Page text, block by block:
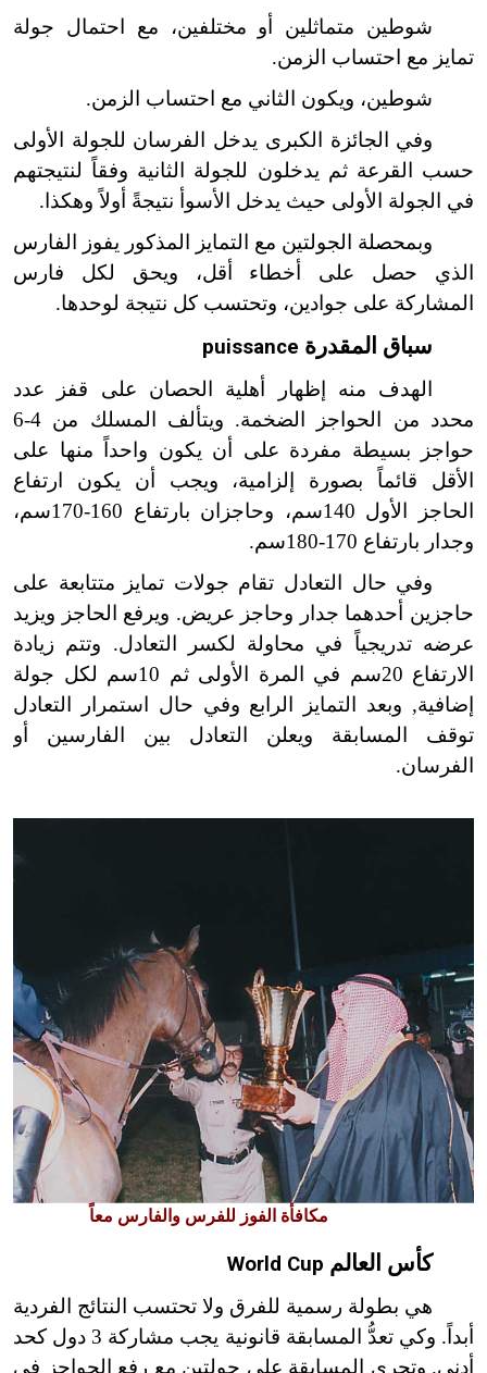
شوطين متماثلين أو مختلفين، مع احتمال جولة
تمايز مع احتساب الزمن.
شوطين، ويكون الثاني مع احتساب الزمن.
وفي الجائزة الكبرى يدخل الفرسان للجولة الأولى
حسب القرعة ثم يدخلون للجولة الثانية وفقاً لنتيجتهم
في الجولة الأولى حيث يدخل الأسوأ نتيجةً أولاً وهكذا.
وبمحصلة الجولتين مع التمايز المذكور يفوز الفارس
الذي حصل على أخطاء أقل، ويحق لكل فارس
المشاركة على جوادين، وتحتسب كل نتيجة لوحدها.
سباق المقدرة puissance
الهدف منه إظهار أهلية الحصان على قفز عدد
محدد من الحواجز الضخمة. ويتألف المسلك من 4-6
حواجز بسيطة مفردة على أن يكون واحداً منها على
الأقل قائماً بصورة إلزامية، ويجب أن يكون ارتفاع
الحاجز الأول 140سم، وحاجزان بارتفاع 160-170سم،
وجدار بارتفاع 170-180سم.
وفي حال التعادل تقام جولات تمايز متتابعة على
حاجزين أحدهما جدار وحاجز عريض. ويرفع الحاجز ويزيد
عرضه تدريجياً في محاولة لكسر التعادل. وتتم زيادة
الارتفاع 20سم في المرة الأولى ثم 10سم لكل جولة
إضافية, وبعد التمايز الرابع وفي حال استمرار التعادل
توقف المسابقة ويعلن التعادل بين الفارسين أو
الفرسان.
مكافأة الفوز للفرس والفارس معاً
كأس العالم World Cup
هي بطولة رسمية للفرق ولا تحتسب النتائج الفردية
أبداً. وكي تعدُّ المسابقة قانونية يجب مشاركة 3 دول كحد
أدنى. وتجرى المسابقة على جولتين مع رفع الحواجز في